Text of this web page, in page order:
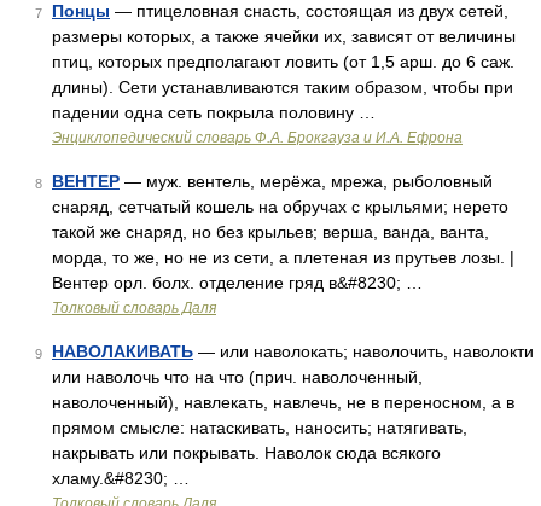
7 Понцы — птицеловная снасть, состоящая из двух сетей,
размеры которых, а также ячейки их, зависят от величины
птиц, которых предполагают ловить (от 1,5 арш. до 6 саж.
длины). Сети устанавливаются таким образом, чтобы при
падении одна сеть покрыла половину …
Энциклопедический словарь Ф.А. Брокгауза и И.А. Ефрона
8 ВЕНТЕР — муж. вентель, мерёжа, мрежа, рыболовный
снаряд, сетчатый кошель на обручах с крыльями; нерето
такой же снаряд, но без крыльев; верша, ванда, ванта,
морда, то же, но не из сети, а плетеная из прутьев лозы. |
Вентер орл. болх. отделение гряд в&#8230; …
Толковый словарь Даля
9 НАВОЛАКИВАТЬ — или наволокать; наволочить, наволокти
или наволочь что на что (прич. наволоченный,
наволоченный), навлекать, навлечь, не в переносном, а в
прямом смысле: натаскивать, наносить; натягивать,
накрывать или покрывать. Наволок сюда всякого
хламу.&#8230; …